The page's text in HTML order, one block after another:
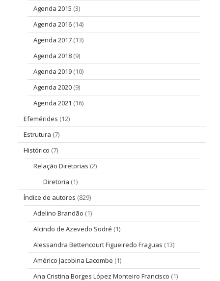
Agenda 2015 (3)
Agenda 2016 (14)
Agenda 2017 (13)
Agenda 2018 (9)
Agenda 2019 (10)
Agenda 2020 (9)
Agenda 2021 (16)
Efemérides (12)
Estrutura (7)
Histórico (7)
Relação Diretorias (2)
Diretoria (1)
Índice de autores (829)
Adelino Brandão (1)
Alcindo de Azevedo Sodré (1)
Alessandra Bettencourt Figueiredo Fraguas (13)
Américo Jacobina Lacombe (1)
Ana Cristina Borges López Monteiro Francisco (1)